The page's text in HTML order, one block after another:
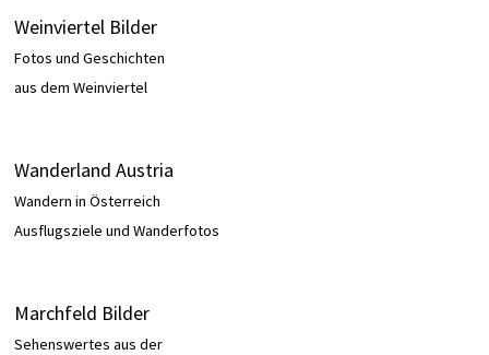
Weinviertel Bilder
Fotos und Geschichten
aus dem Weinviertel
Wanderland Austria
Wandern in Österreich
Ausflugsziele und Wanderfotos
Marchfeld Bilder
Sehenswertes aus der